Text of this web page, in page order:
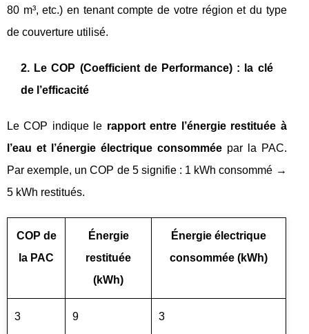
80 m³, etc.) en tenant compte de votre région et du type
de couverture utilisé.
2. Le COP (Coefficient de Performance) : la clé
de l’efficacité
Le COP indique le rapport entre l’énergie restituée à
l’eau et l’énergie électrique consomméepar la PAC.
Par exemple, un COP de 5 signifie : 1 kWh consommé →
5 kWh restitués.
COP de
la PAC
Énergie
restituée
(kWh)
Énergie électrique
consommée (kWh)
3 9 3